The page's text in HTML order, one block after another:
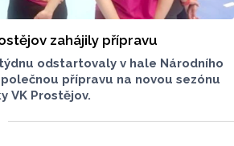
zahájily přípravu
odstartovaly v hale Národního
přípravu na novou sezónu
VK Prostějov.